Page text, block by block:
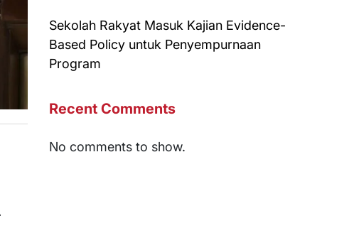
Sekolah Rakyat Masuk Kajian Evidence-
Based Policy untuk Penyempurnaan
Program
Recent Comments
No comments to show.